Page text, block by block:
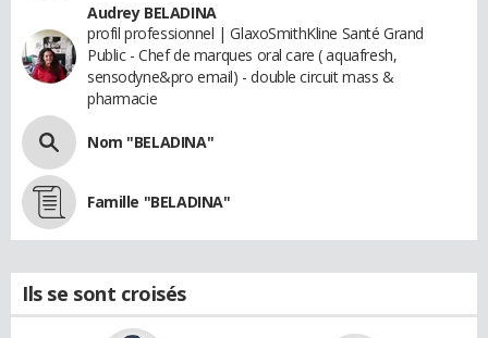
Audrey BELADINA
profil professionnel | GlaxoSmithKline Santé Grand
Public - Chef de marques oral care ( aquafresh,
sensodyne&pro email) - double circuit mass &
pharmacie
Nom "BELADINA"
Famille "BELADINA"
Ils se sont croisés